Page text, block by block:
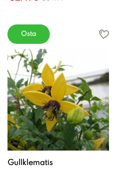
Osta
Gullklematis